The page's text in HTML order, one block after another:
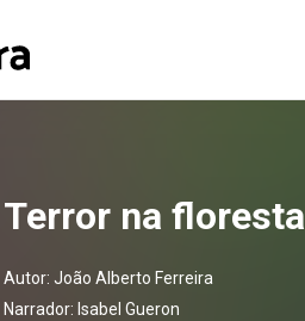
Terror na floresta
Autor: João Alberto Ferreira
Narrador: Isabel Gueron